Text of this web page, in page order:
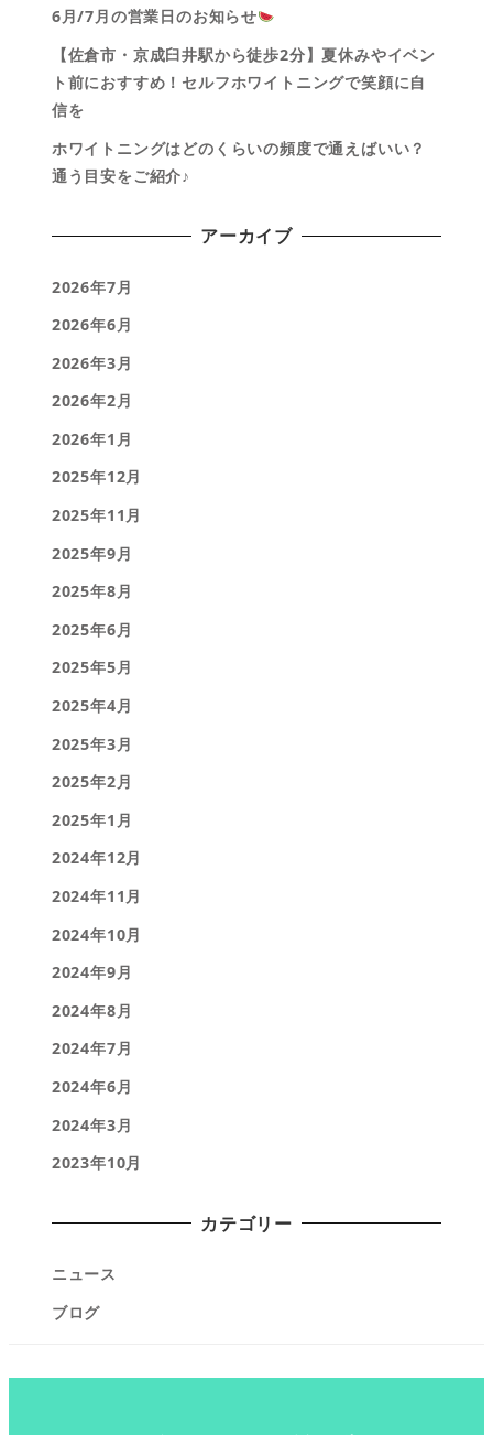
6月/7月の営業日のお知らせ
【佐倉市・京成臼井駅から徒歩2分】夏休みやイベン
ト前におすすめ！セルフホワイトニングで笑顔に自
信を
ホワイトニングはどのくらいの頻度で通えばいい？
通う目安をご紹介♪
アーカイブ
2026年7月
2026年6月
2026年3月
2026年2月
2026年1月
2025年12月
2025年11月
2025年9月
2025年8月
2025年6月
2025年5月
2025年4月
2025年3月
2025年2月
2025年1月
2024年12月
2024年11月
2024年10月
2024年9月
2024年8月
2024年7月
2024年6月
2024年3月
2023年10月
カテゴリー
ニュース
ブログ